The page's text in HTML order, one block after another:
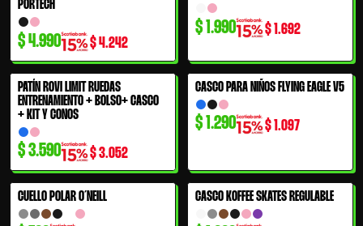
PORTECH
$4.990 $4.242
$1.990 $1.692
PATÍN ROVI LIMIT RUEDAS
ENTRENAMIENTO + BOLSO+ CASCO
+ KIT Y CONOS
$3.590 $3.052
CASCO PARA NIÑOS FLYING EAGLE V5
$1.290 $1.097
34% OFF
CUELLO POLAR O´NEILL CASCO KOFFEE SKATES REGULABLE